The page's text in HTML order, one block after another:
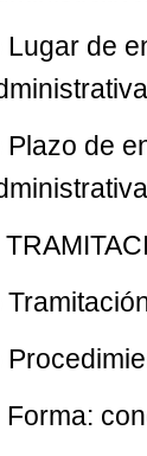
Lugar de
Plazo de
Forma: